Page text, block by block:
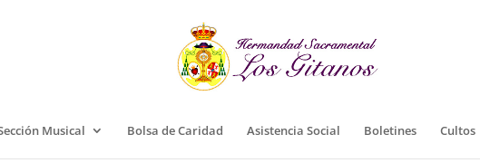
Musical Bolsa de Caridad Asistencia Social Boletines Cultos